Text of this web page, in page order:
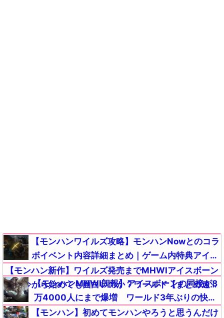
【モンハンワイルズ攻略】モンハンNowとのコラ
ボイベント内容詳細まとめ｜ゲーム内特典アイテ
ムが入手【モンスターハンターMHWildsまとめ】
【モンハン新作】ワイルズ発売までMHWIアイスボーン
って今から始めても面白いのか？ワールド【まとめ速報
攻略】
【モンハンMHWI朗報】アイスボーンの同接が8
万4000人にまで爆増 ワールド3年ぶりの快挙
【まとめ速報攻略】
【モンハン】初めてモンハンやろうと思うんだけ